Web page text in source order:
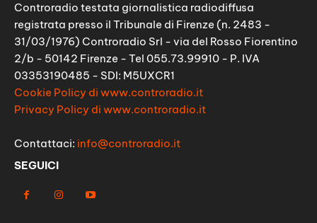
Controradio testata giornalistica radiodiffusa
registrata presso il Tribunale di Firenze (n. 2483 -
31/03/1976) Controradio Srl - via del Rosso Fiorentino
2/b - 50142 Firenze - Tel 055.73.99910 - P. IVA
03353190485 - SDI: M5UXCR1
Cookie Policy di www.controradio.it
Privacy Policy di www.controradio.it
Contattaci: info@controradio.it
SEGUICI